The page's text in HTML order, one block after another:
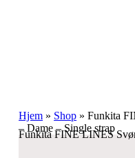
Hjem » Shop »Funkita
– Dame – Single strap
Funkita FINE LINES